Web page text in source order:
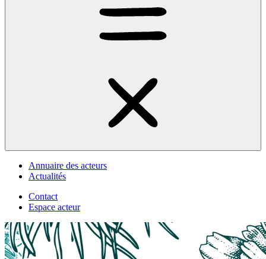
Annuaire des acteurs
Actualités
Contact
Espace acteur